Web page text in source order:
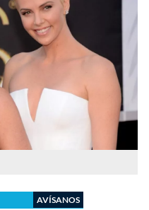
AVÍSANOS